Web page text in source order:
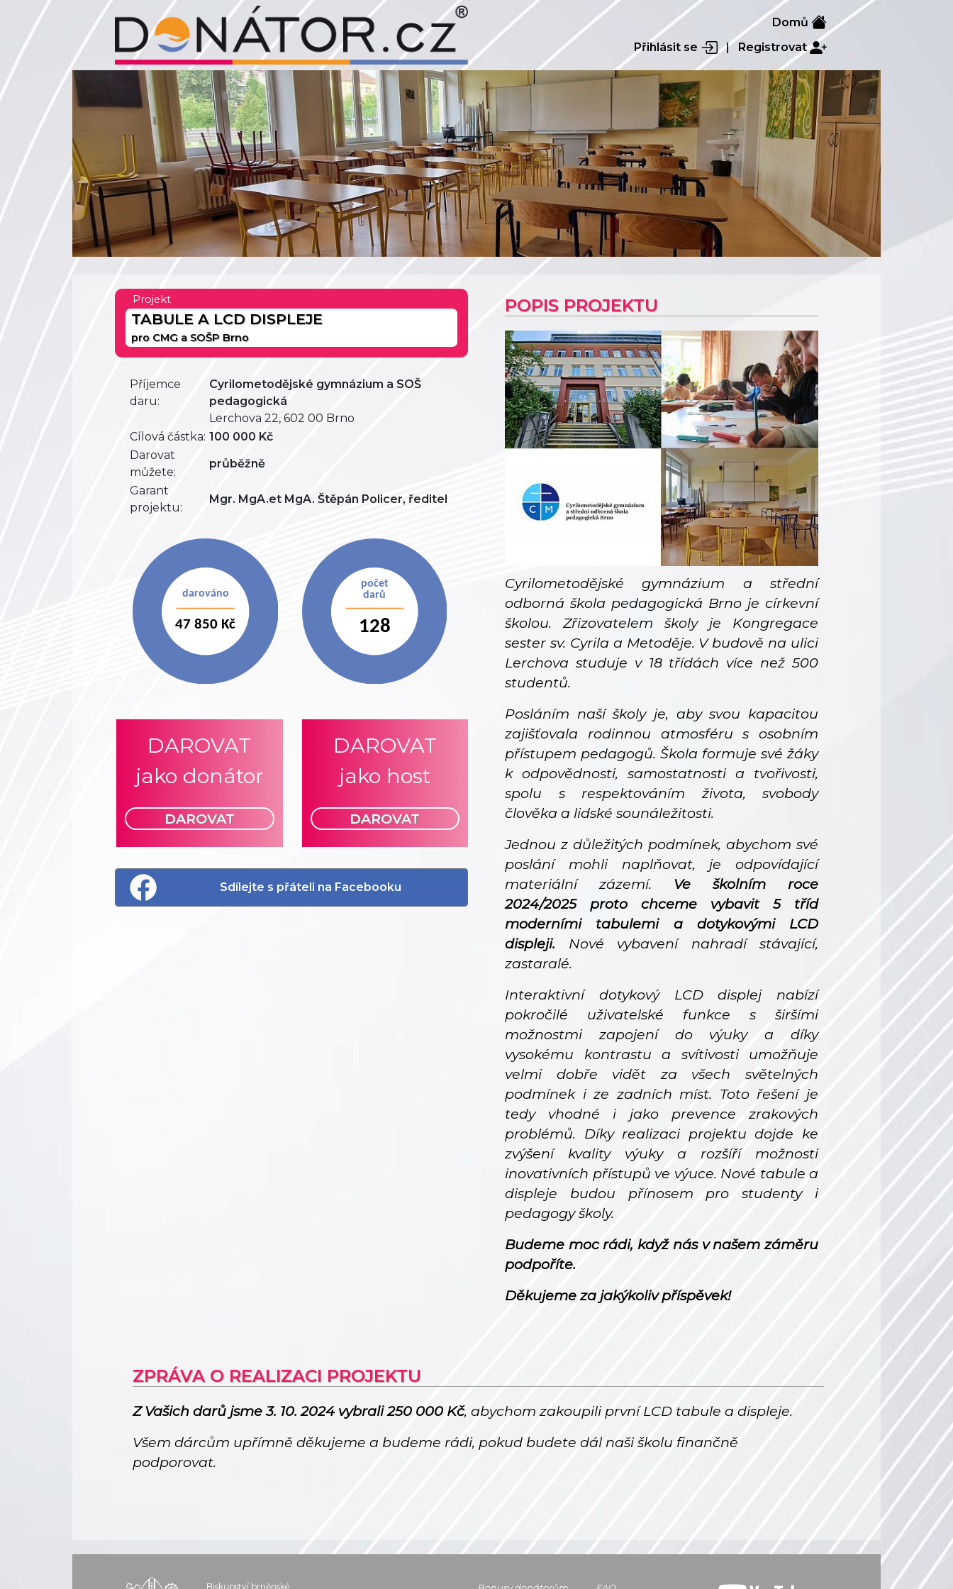
Domů
Přihlásit se
| Registrovat
Projekt
TABULE A LCD DISPLEJE
pro CMG a SOŠP Brno
Příjemce
daru:
Cyrilometodějské gymnázium a SOŠ
pedagogická
Lerchova 22, 602 00 Brno
Cílová částka: 100 000 Kč
Darovat
můžete:
průběžně
Garant
projektu:
Mgr. MgA.et MgA. Štěpán Policer, ředitel
DAROVAT
jako donátor
DAROVAT
DAROVAT
jako host
DAROVAT
Sdílejte s přáteli na Facebooku
POPIS PROJEKTU
Cyrilometodějské gymnázium a střední
odborná škola pedagogická Brno je církevní
školou. Zřizovatelem školy je Kongregace
sester sv. Cyrila a Metoděje. V budově na ulici
Lerchova studuje v 18 třídách více než 500
studentů.
Posláním naší školy je, aby svou kapacitou
zajišťovala rodinnou atmosféru s osobním
přístupem pedagogů. Škola formuje své žáky
k odpovědnosti, samostatnosti a tvořivosti,
spolu s respektováním života, svobody
člověka a lidské sounáležitosti.
Jednou z důležitých podmínek, abychom své
poslání mohli naplňovat, je odpovídající
materiální zázemí. Ve školním roce
2024/2025 proto chceme vybavit 5 tříd
moderními tabulemi a dotykovými LCD
displeji. Nové vybavení nahradí stávající,
zastaralé.
Interaktivní dotykový LCD displej nabízí
pokročilé uživatelské funkce s širšími
možnostmi zapojení do výuky a díky
vysokému kontrastu a svítivosti umožňuje
velmi dobře vidět za všech světelných
podmínek i ze zadních míst. Toto řešení je
tedy vhodné i jako prevence zrakových
problémů. Díky realizaci projektu dojde ke
zvýšení kvality výuky a rozšíří možnosti
inovativních přístupů ve výuce. Nové tabule a
displeje budou přínosem pro studenty i
pedagogy školy.
Budeme moc rádi, když nás v našem záměru
podpoříte.
Děkujeme za jakýkoliv příspěvek!
ZPRÁVA O REALIZACI PROJEKTU
Z Vašich darů jsme 3. 10. 2024 vybrali 250 000 Kč, abychom zakoupili první LCD tabule a displeje.
Všem dárcům upřímně děkujeme a budeme rádi, pokud budete dál naši školu finančně
podporovat.
Biskupství brněnské